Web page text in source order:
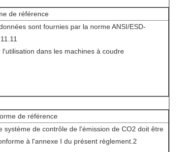
de référence
sont fournies par la norme ANSI/ESD-
l'utilisation dans les machines à coudre
de référence
système de contrôle de l'émission de CO2 doit être
à l'annexe I du présent règlement.2